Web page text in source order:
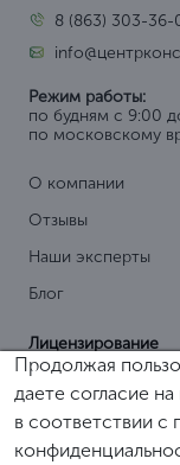
8 (863) 303-36-
Режим работы:
по будням с 9:00
по московскому
О компании
Отзывы
Наши эксперты
Блог
Лицензирование
Образовательная
Медицинская
Лицензия на
Продолжая
даете согласие
в соответствии с